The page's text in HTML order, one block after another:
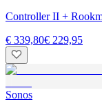
Controller II +
€ 339,80€ 229,95
Sonos